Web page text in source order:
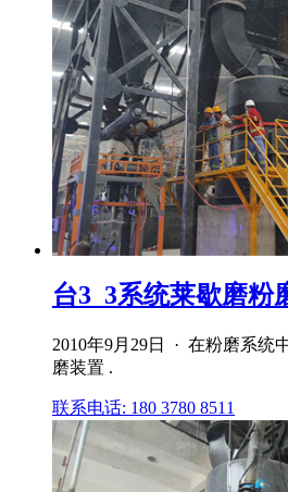
台3_3系统莱歇磨
2010年9月29日 · 在粉磨系统
磨装置 .
联系电话: 180 3780 8511